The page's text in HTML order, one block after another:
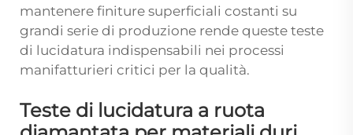
mantenere finiture superficiali costanti su
grandi serie di produzione rende queste teste
di lucidatura indispensabili nei processi
manifatturieri critici per la qualità.
Teste di lucidatura a ruota